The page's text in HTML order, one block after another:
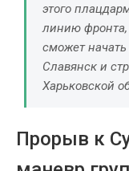
этого
линию фронта,
сможет
Славянск и
Харьковской
Прорыв к